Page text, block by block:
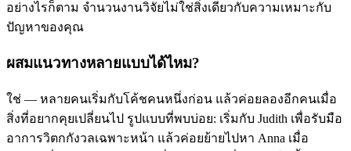
อย่างไรก็ตาม จำนวนงานวิจัยไม่ใช่สิ่งเดียวกับความเหมาะกับ
ปัญหาของคุณ
ผสมแนวทางหลายแบบได้ไหม?
ใช่ — หลายคนเริ่มกับโค้ชคนหนึ่งก่อน แล้วค่อยลองอีกคนเมื่อ
สิ่งที่อยากคุยเปลี่ยนไป รูปแบบที่พบบ่อย: เริ่มกับ Judith เพื่อรับมือ
อาการวิตกกังวลเฉพาะหน้า แล้วค่อยย้ายไปหา Anna เมื่อ